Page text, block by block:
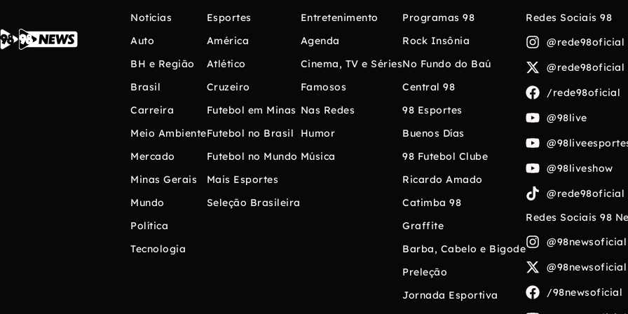
Notícias
Auto
BH e Região
Brasil
Carreira
Meio Ambiente
Mercado
Minas Gerais
Mundo
Política
Tecnologia
Esportes
América
Atlético
Cruzeiro
Futebol em Minas
Futebol no Brasil
Futebol no Mundo
Mais Esportes
Seleção Brasileira
Entretenimento
Agenda
Cinema, TV e Séries
Famosos
Nas Redes
Humor
Música
Programas 98
Rock Insônia
No Fundo do Baú
Central 98
98 Esportes
Buenos Días
98 Futebol Clube
Ricardo Amado
Catimba 98
Graffite
Barba, Cabelo e Bigode
Preleção
Jornada Esportiva
Redes Sociais 98
@rede98oficial
@rede98oficial
/rede98oficial
@98live
@98liveshow
@rede98oficial
Redes Sociais 98
@98newsoficial
@98newsoficial
/98newsoficial